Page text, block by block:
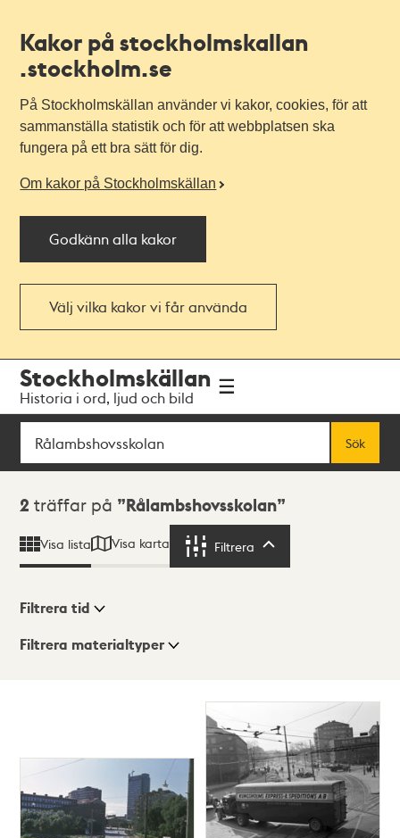
Kakor på stockholmskallan
.stockholm.se
På Stockholmskällan använder vi kakor, cookies, för att
sammanställa statistik och för att webbplatsen ska
fungera på ett bra sätt för dig.
Om kakor på Stockholmskällan
Godkänn alla kakor
Välj vilka kakor vi får använda
navigationen
huvudinnehållet
Stockholmskällan
Historia i ord, ljud och bild
Sök
Sök
Sökresultat
2 träffar på Rålambshovsskolan
Visa lista Visa karta Filtrera
Visningsläge
Filtrera tid
Filtrera materialtyper